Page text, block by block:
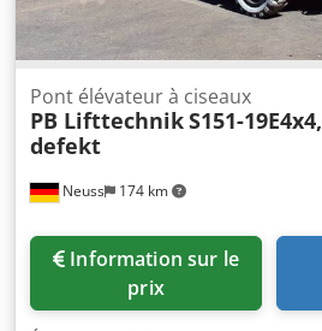
Neuss 174 km
Pont élévateur à ciseaux
PB LifttechnikS151-19E4x4,
defekt
prix